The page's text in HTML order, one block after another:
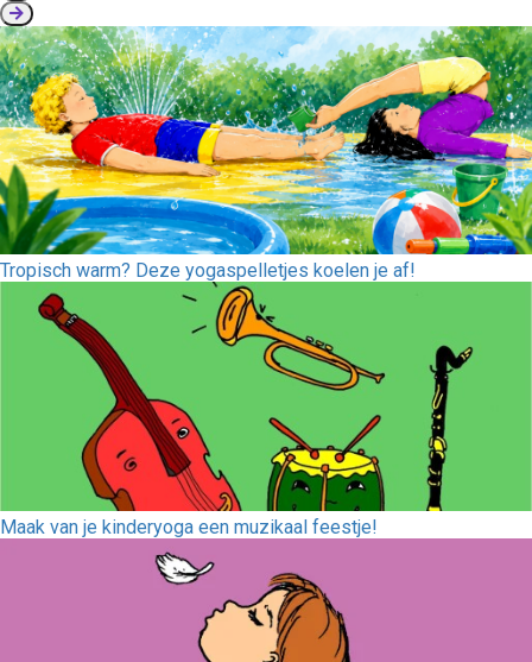
Tropisch warm? Deze yogaspelletjes koelen je af!
Maak van je kinderyoga een muzikaal feestje!